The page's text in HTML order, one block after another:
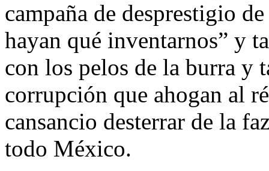
campaña de desprestigio
hayan qué inventarnos” y
con los pelos de la burra y
corrupción que ahogan al
cansancio desterrar de la
todo México.